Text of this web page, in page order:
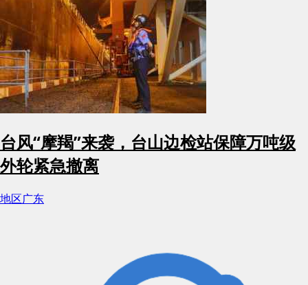
台风“摩羯”来袭，台山边检站保障万吨级
外轮紧急撤离
地区广东